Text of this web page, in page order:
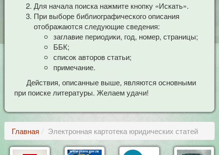
Для начала поиска нажмите кнопку «Искать».
При выборе библиографического описания
отображаются следующие сведения:
заглавие периодики, год, номер, страницы;
ББК;
список авторов статьи;
примечание.
Действия, описанные выше, являются основными
при поиске литературы. Желаем удачи!
Главная Электронная картотека юридических статей